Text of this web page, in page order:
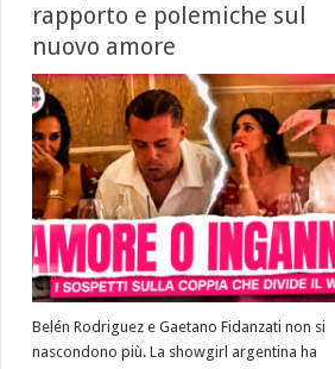
rapporto e polemiche sul
nuovo amore
Belén Rodriguez e Gaetano Fidanzati non si
nascondono più. La showgirl argentina ha